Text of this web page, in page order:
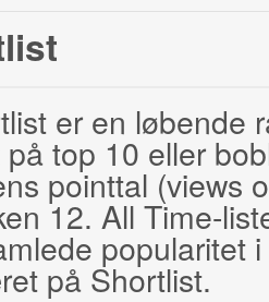
er en løbende
top 10 eller
pointtal (views
12. All Time-
popularitet
på Shortlist.